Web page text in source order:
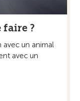
faire ?
un animal
avec un